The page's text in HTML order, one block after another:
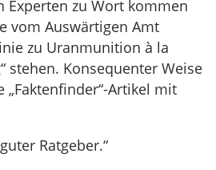
Experten zu Wort kommen
vom Auswärtigen Amt
zu Uranmunition à la
stehen. Konsequenter Weise
Artikel mit
Ratgeber.“